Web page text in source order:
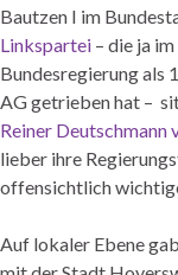
Bautzen I im
Linkspartei – die ja
Bundesregierung als
AG getrieben hat –
Reiner Deutschmann
lieber ihre
offensichtlich
Auf lokaler Ebene